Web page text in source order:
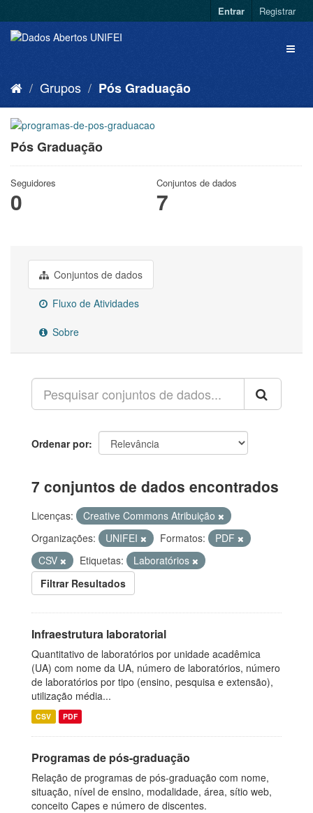
Entrar Registrar
Grupos Pós Graduação
Pós Graduação
Seguidores
0
Conjuntos de dados
7
Conjuntos de dados
Fluxo de Atividades
Sobre
Ordenar por
7 conjuntos de dados encontrados
Licenças:
Creative Commons Atribuição
Organizações:
UNIFEI Formatos:
PDF
CSV
Etiquetas:
Laboratórios
Filtrar Resultados
Infraestrutura laboratorial
Quantitativo de laboratórios por unidade acadêmica
(UA) com nome da UA, número de laboratórios, número
de laboratórios por tipo (ensino, pesquisa e extensão),
utilização média...
CSV PDF
Programas de pós-graduação
Relação de programas de pós-graduação com nome,
situação, nível de ensino, modalidade, área, sítio web,
conceito Capes e número de discentes.